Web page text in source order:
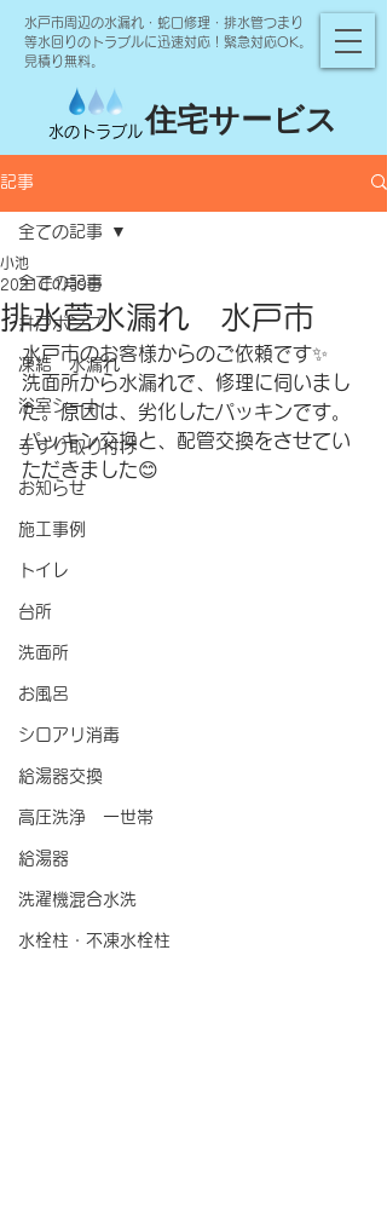
水戸市周辺の水漏れ・蛇口修理・排水管つまり
等水回りのトラブルに迅速対応！緊急対応OK。
見積り無料。
水のトラブル住宅サービス
記事
全ての記事
井戸ポンプ
凍結 水漏れ
浴室シート
手すり取り付け
お知らせ
施工事例
トイレ
台所
洗面所
お風呂
シロアリ消毒
給湯器交換
高圧洗浄 一世帯
給湯器
洗濯機混合水洗
水栓柱・不凍水栓柱
全ての記事
排水菅水漏れ 水戸市
小池
2021年1月9日
水戸市のお客様からのご依頼です✨
洗面所から水漏れで、修理に伺いまし
た。原因は、劣化したパッキンです。
パッキン交換と、配管交換をさせてい
ただきました😊